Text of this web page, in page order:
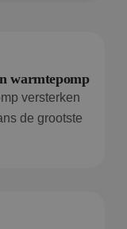
warmtepomp
versterken
de grootste
hoe
gebruikt